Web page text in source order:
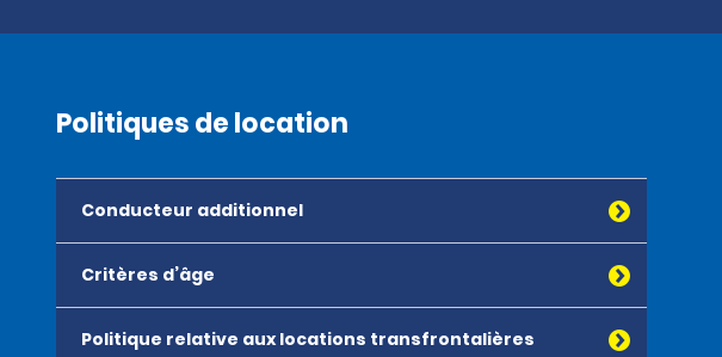
Politiques de location
Conducteur additionnel
Critères d’âge
Politique relative aux locations transfrontalières